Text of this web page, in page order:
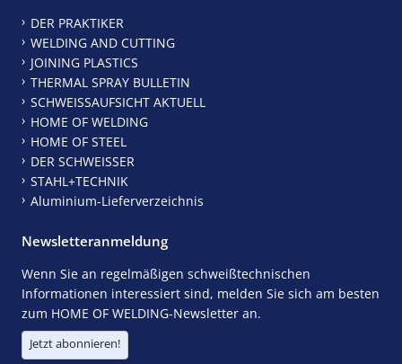
DER PRAKTIKER
WELDING AND CUTTING
JOINING PLASTICS
THERMAL SPRAY BULLETIN
SCHWEISSAUFSICHT AKTUELL
HOME OF WELDING
HOME OF STEEL
DER SCHWEISSER
STAHL+TECHNIK
Aluminium-Lieferverzeichnis
Newsletteranmeldung
Wenn Sie an regelmäßigen schweißtechnischen
Informationen interessiert sind, melden Sie sich am besten
zum HOME OF WELDING-Newsletter an.
Jetzt abonnieren!